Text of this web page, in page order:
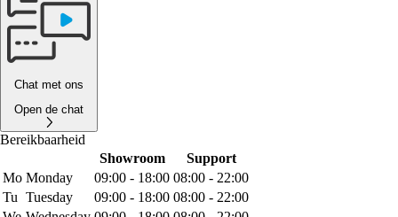
Chat met ons
Open de chat
Bereikbaarheid
Showroom
Support
Mo Monday 09:00 - 18:00 08:00 - 22:00
Tu Tuesday 09:00 - 18:00 08:00 - 22:00